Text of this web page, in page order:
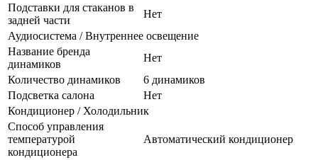
Подставки для стаканов в
задней части
Нет
Аудиосистема / Внутреннее освещение
Название бренда
динамиков
Нет
Количество динамиков
6 динамиков
Подсветка салона
Нет
Кондиционер / Холодильник
Способ управления
температурой
кондиционера
Автоматический кондиционер